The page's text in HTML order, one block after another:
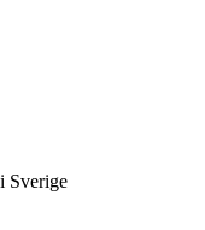
Sverige